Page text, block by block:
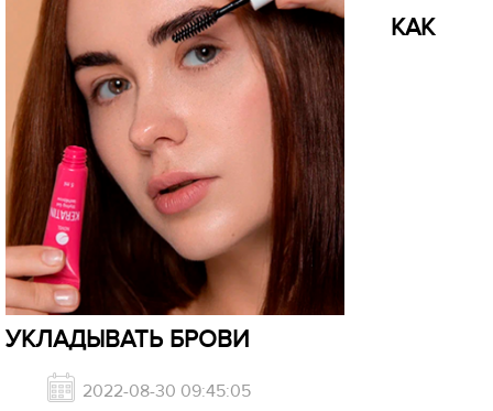
КАК
УКЛАДЫВАТЬ БРОВИ
2022-08-30 09:45:05